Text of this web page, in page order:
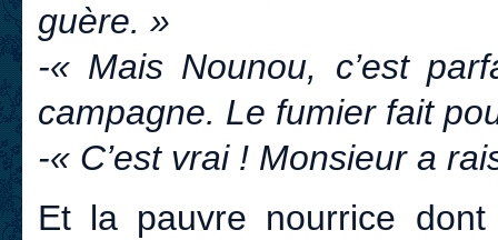
guère. »
-« Mais Nounou, c’est
campagne. Le fumier fait
-« C’est vrai ! Monsieur a
Et la pauvre nourrice